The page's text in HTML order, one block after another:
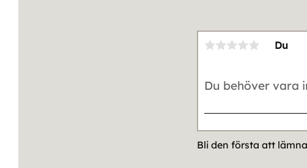
Du
Bli den första att